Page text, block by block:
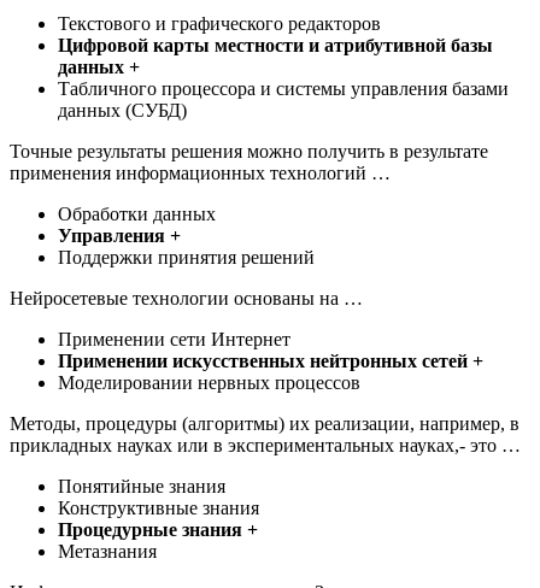
Текстового и графического редакторов
Цифровой карты местности и атрибутивной базы
данных +
Табличного процессора и системы управления базами
данных (СУБД)
Точные результаты решения можно получить в результате
применения информационных технологий …
Обработки данных
Управления +
Поддержки принятия решений
Нейросетевые технологии основаны на …
Применении сети Интернет
Применении искусственных нейтронных сетей +
Моделировании нервных процессов
Методы, процедуры (алгоритмы) их реализации, например, в
прикладных науках или в экспериментальных науках,- это …
Понятийные знания
Конструктивные знания
Процедурные знания +
Метазнания